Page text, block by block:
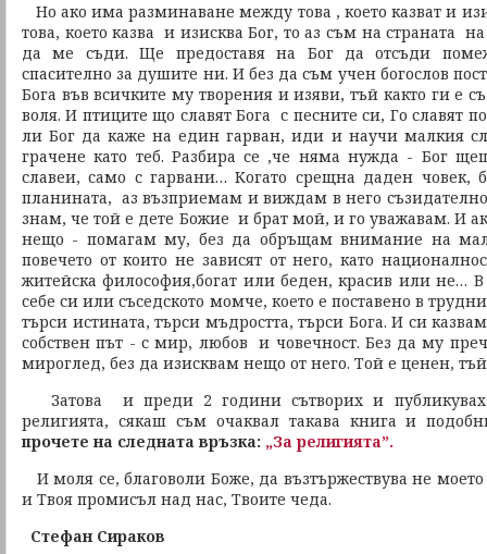
Но ако има разминаване между това , което казват и
това, което казва и изисква Бог, то аз съм на страната
да ме съди. Ще предоставя на Бог да отсъди
спасително за душите ни. И без да съм учен богослов
Бога във всичките му творения и изяви, тъй както ги е
воля. И птиците що славят Бога с песните си, Го славят
ли Бог да каже на един гарван, иди и научи малкия
грачене като теб. Разбира се ,че няма нужда - Бог
славеи, само с гарвани… Когато срещна даден
планината, аз възприемам и виждам в него
знам, че той е дете Божие и брат мой, и го уважавам. И
нещо - помагам му, без да обръщам внимание на
повечето от които не зависят от него, като
житейска философия,богат или беден, красив или не…
себе си или съседското момче, което е поставено в
търси истината, търси мъдростта, търси Бога. И си
собствен път - с мир, любов и човечност. Без да му
мироглед, без да изисквам нещо от него. Той е ценен,
Затова и преди 2 години сътворих и публикувах
религията, сякаш съм очаквал такава книга и
прочете на следната връзка: „За религията”.
И моля се, благоволи Боже, да възтържествува не
и Твоя промисъл над нас, Твоите чеда.
Стефан Сираков